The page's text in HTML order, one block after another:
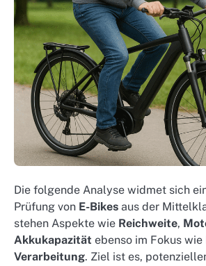
Die folgende Analyse widmet sich
Prüfung von E-Bikes aus der
stehen Aspekte wie Reichweite,
Akkukapazität ebenso im Fokus wie
Verarbeitung. Ziel ist es,